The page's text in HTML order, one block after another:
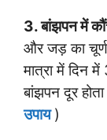
3. बांझपन में
और जड़ का चूर्ण
मात्रा में दिन
बांझपन दूर
उपाय)